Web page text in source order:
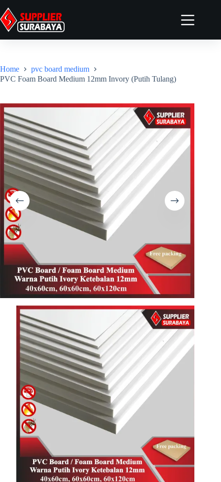
Produk
Home
pvc board medium
PVC Foam Board Medium 12mm Invory (Putih Tulang)